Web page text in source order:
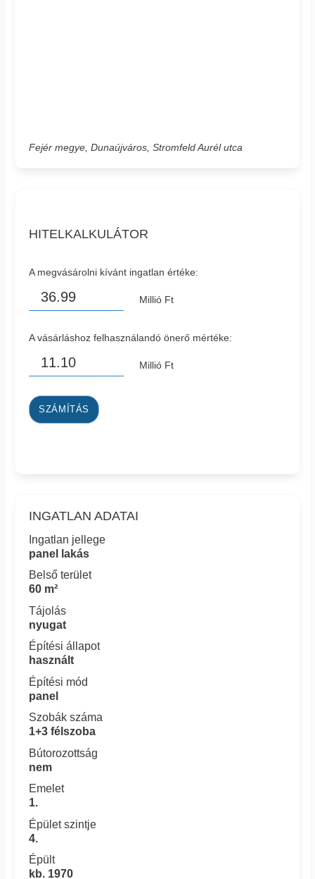
Fejér megye, Dunaújváros, Stromfeld Aurél utca
HITELKALKULÁTOR
A megvásárolni kívánt ingatlan értéke:
Millió Ft
A vásárláshoz felhasználandó önerő mértéke:
Millió Ft
SZÁMÍTÁS
INGATLAN ADATAI
Ingatlan jellege
panel lakás
Belső terület
60 m²
Tájolás
nyugat
Építési állapot
használt
Építési mód
panel
Szobák száma
1+3 félszoba
Bútorozottság
nem
Emelet
1.
Épület szintje
4.
Épült
kb. 1970